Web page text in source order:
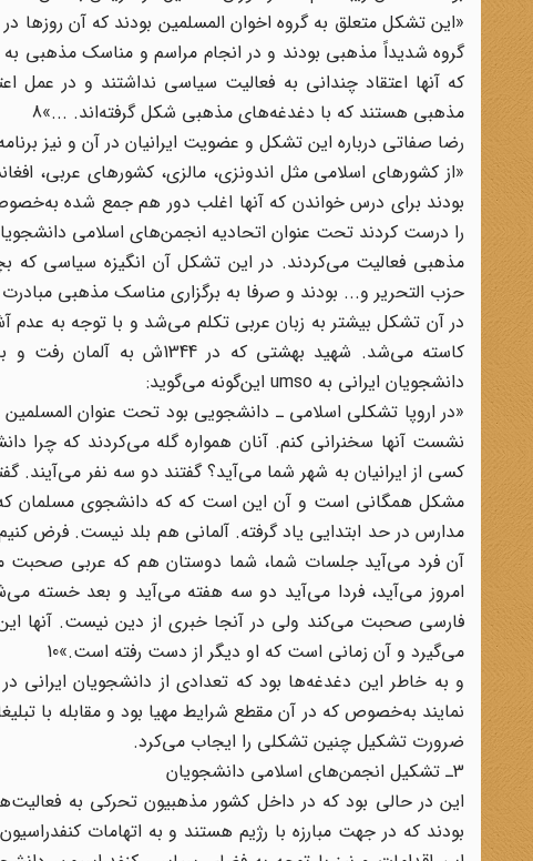
«این تشکل متعلق به گروه اخوان المسلمین بودند که آن
گروه شدیداً مذهبی بودند و در انجام مراسم و مناسک مذهبی
که آنها اعتقاد چندانی به فعالیت سیاسی نداشتند و در عمل
مذهبی هستند که با دغدغه‌های مذهبی شکل گرفته‌اند. ...»8
رضا صفاتی درباره این تشکل و عضویت ایرانیان در آن و نیز
«از کشورهای اسلامی مثل اندونزی، مالزی، کشورهای عربی،
بودند برای درس خواندن که آنها اغلب دور هم جمع شده
را درست کردند تحت عنوان اتحادیه انجمن‌های اسلامی
مذهبی فعالیت می‌کردند. در این تشکل آن انگیزه سیاسی که
حزب التحریر و... بودند و صرفا به برگزاری مناسک مذهبی مبادرت
در آن تشکل بیشتر به زبان عربی تکلم می‌شد و با توجه به عدم
کاسته می‌شد. شهید بهشتی که
دانشجویان ایرانی به umso این‌گونه می‌گوید:
«در اروپا تشکلی اسلامی ـ دانشجویی بود تحت عنوان المسلمین
نشست آنها سخنرانی کنم. آنان همواره گله می‌کردند که چرا
کسی از ایرانیان به شهر شما می‌آید؟ گفتند دو سه نفر می‌آیند.
مشکل همگانی است و آن این است که که دانشجوی مسلمان که
مدارس در حد ابتدایی یاد گرفته. آلمانی هم بلد نیست. فرض
آن فرد می‌آید جلسات شما، ‌شما دوستان هم که عربی صحبت
امروز می‌آید، فردا می‌آید دو سه هفته می‌آید و بعد خسته
فارسی صحبت می‌کند ولی در آنجا خبری از دین نیست. آنها
می‌گیرد و آن زمانی است که او دیگر از دست رفته است.»10
و به خاطر این دغدغه‌ها بود که تعدادی از دانشجویان ایرانی
نمایند به‌خصوص که در آن مقطع شرایط مهیا بود و مقابله با
ضرورت تشکیل چنین تشکلی را ایجاب می‌کرد.
3ـ تشکیل انجمن‌های اسلامی دانشجویان
بودند که در جهت مبارزه با رژیم هستند و به اتهامات